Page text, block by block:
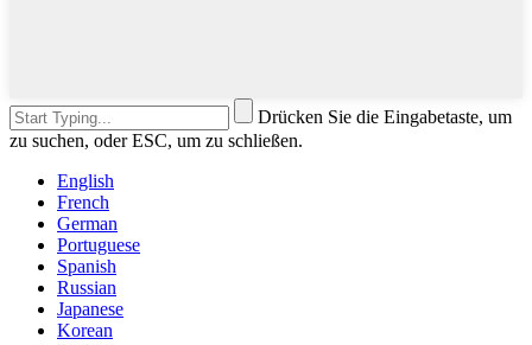
Drücken Sie die Eingabetaste, um
zu suchen, oder ESC, um zu schließen.
English
French
German
Portuguese
Spanish
Russian
Japanese
Korean